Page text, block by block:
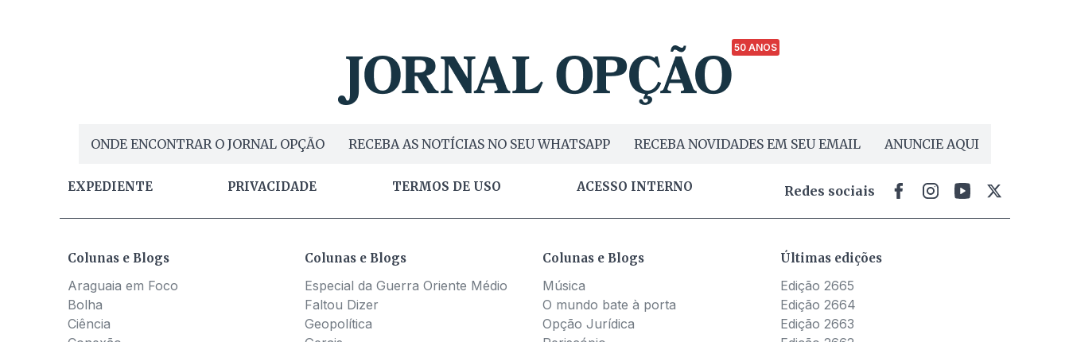
50 ANOS
ONDE ENCONTRAR O JORNAL OPÇÃO RECEBA AS NOTÍCIAS NO SEU WHATSAPP RECEBA NOVIDADES EM SEU EMAIL ANUNCIE AQUI
EXPEDIENTE PRIVACIDADE TERMOS DE USO ACESSO INTERNO Redes sociais
Colunas e Blogs
Araguaia em Foco
Bolha
Ciência
Colunas e Blogs
Especial da Guerra Oriente Médio
Faltou Dizer
Geopolítica
Colunas e Blogs
Música
O mundo bate à porta
Opção Jurídica
Últimas edições
Edição 2665
Edição 2664
Edição 2663